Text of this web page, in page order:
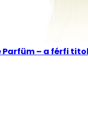
Parfüm – a férfi